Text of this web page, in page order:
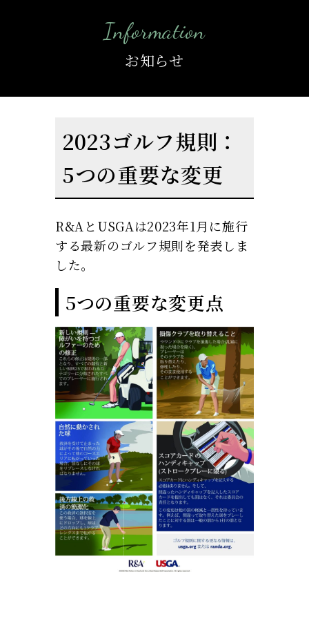
Information
お知らせ
2023ゴルフ規則：
5つの重要な変更
R&AとUSGAは2023年1月に施行
する最新のゴルフ規則を発表しま
した。
5つの重要な変更点